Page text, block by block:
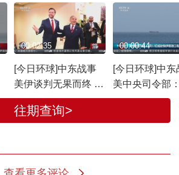
[今日环球]中东战事
美伊谈判无果而终 特
朗普：除核问题外谈
判进展顺利
00:02:35
[今日环球]中东
美中央司令部
13日起封锁伊
00:00:44
往期查询>